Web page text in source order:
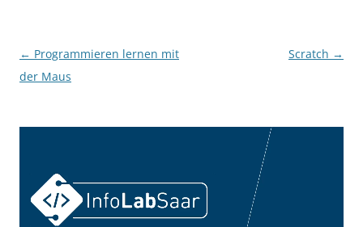
Beitragsnavigation
← Programmieren lernen mit
der Maus
Scratch →